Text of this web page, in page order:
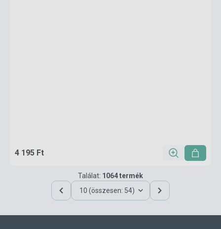
4 195 Ft
Találat: 1064 termék
10 (összesen: 54)